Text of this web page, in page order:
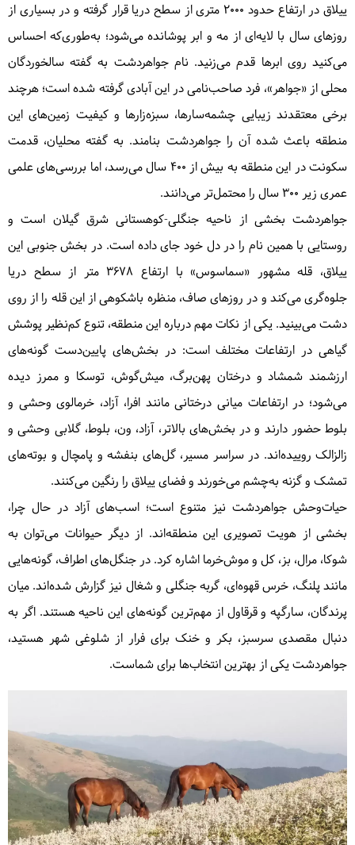
ییلاق در ارتفاع حدود ۲۰۰۰ متری از سطح دریا قرار گرفته و در بسیاری از
روزهای سال با لایه‌ای از مه و ابر پوشانده می‌شود؛ به‌طوری‌که احساس
می‌کنید روی ابرها قدم می‌زنید. نام جواهردشت به گفته سالخوردگان
محلی از «جواهر»، فرد صاحب‌نامی در این آبادی گرفته شده است؛ هرچند
برخی معتقدند زیبایی چشمه‌سارها، سبزه‌زارها و کیفیت زمین‌های این
منطقه باعث شده آن را جواهردشت بنامند. به گفته محلیان، قدمت
سکونت در این منطقه به بیش از ۴۰۰ سال می‌رسد، اما بررسی‌های علمی
عمری زیر ۳۰۰ سال را محتمل‌تر می‌دانند.
جواهردشت بخشی از ناحیه جنگلی-کوهستانی شرق گیلان است و
روستایی با همین نام را در دل خود جای داده است. در بخش جنوبی این
ییلاق، قله مشهور «سماسوس» با ارتفاع ۳۶۷۸ متر از سطح دریا
جلوه‌گری می‌کند و در روزهای صاف، منظره باشکوهی از این قله را از روی
دشت می‌بینید. یکی از نکات مهم درباره این منطقه، تنوع کم‌نظیر پوشش
گیاهی در ارتفاعات مختلف است: در بخش‌های پایین‌دست گونه‌های
ارزشمند شمشاد و درختان پهن‌برگ، میش‌گوش، توسکا و ممرز دیده
می‌شود؛ در ارتفاعات میانی درختانی مانند افرا، آزاد، خرمالوی وحشی و
بلوط حضور دارند و در بخش‌های بالاتر، آزاد، ون، بلوط، گلابی وحشی و
زالزالک روییده‌اند. در سراسر مسیر، گل‌های بنفشه و پامچال و بوته‌های
تمشک و گزنه به‌چشم می‌خورند و فضای ییلاق را رنگین می‌کنند.
حیات‌وحش جواهردشت نیز متنوع است؛ اسب‌های آزاد در حال چرا،
بخشی از هویت تصویری این منطقه‌اند. از دیگر حیوانات می‌توان به
شوکا، مرال، بز، کل و موش‌خرما اشاره کرد. در جنگل‌های اطراف، گونه‌هایی
مانند پلنگ، خرس قهوه‌ای، گربه جنگلی و شغال نیز گزارش شده‌اند. میان
پرندگان، سارگپه و قرقاول از مهم‌ترین گونه‌های این ناحیه هستند. اگر به
دنبال مقصدی سرسبز، بکر و خنک برای فرار از شلوغی شهر هستید،
جواهردشت یکی از بهترین انتخاب‌ها برای شماست.